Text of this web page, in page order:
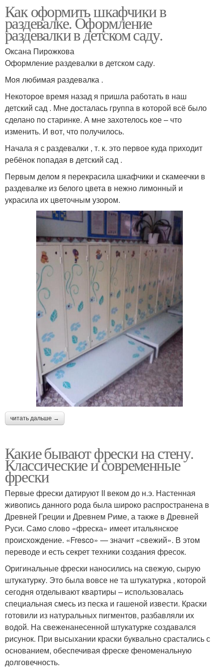
Как оформить шкафчики в
раздевалке. Оформление
раздевалки в детском саду.
Оксана Пирожкова
Оформление раздевалки в детском саду.
Моя любимая раздевалка .
Некоторое время назад я пришла работать в наш
детский сад . Мне досталась группа в которой всё было
сделано по старинке. А мне захотелось кое – что
изменить. И вот, что получилось.
Начала я с раздевалки , т. к. это первое куда приходит
ребёнок попадая в детский сад .
Первым делом я перекрасила шкафчики и скамеечки в
раздевалке из белого цвета в нежно лимонный и
украсила их цветочным узором.
читать дальше →
Какие бывают фрески на стену.
Классические и современные
фрески
Первые фрески датируют II веком до н.э. Настенная
живопись данного рода была широко распространена в
Древней Греции и Древнем Риме, а также в Древней
Руси. Само слово «фреска» имеет итальянское
происхождение. «Fresco» — значит «свежий». В этом
переводе и есть секрет техники создания фресок.
Оригинальные фрески наносились на свежую, сырую
штукатурку. Это была вовсе не та штукатурка , которой
сегодня отделывают квартиры – использовалась
специальная смесь из песка и гашеной извести. Краски
готовили из натуральных пигментов, разбавляли их
водой. На свеженанесенной штукатурке создавался
рисунок. При высыхании краски буквально срастались с
основанием, обеспечивая фреске феноменальную
долговечность.